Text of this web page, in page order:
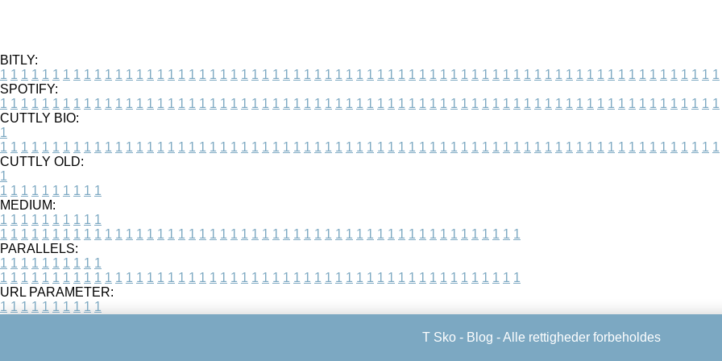
BITLY:
1 1 1 1 1 1 1 1 1 1 1 1 1 1 1 1 1 1 1 1 1 1 1 1 1 1 1 1 1 1 1 1 1 1 1 1 1 1 1 1 1 1 1 1 1 1 1 1 1 1 1 1 1 1 1 1 1 1 1 1 1 1 1 1 1 1 1 1 1
SPOTIFY:
1 1 1 1 1 1 1 1 1 1 1 1 1 1 1 1 1 1 1 1 1 1 1 1 1 1 1 1 1 1 1 1 1 1 1 1 1 1 1 1 1 1 1 1 1 1 1 1 1 1 1 1 1 1 1 1 1 1 1 1 1 1 1 1 1 1 1 1 1
CUTTLY BIO:
1
1 1 1 1 1 1 1 1 1 1 1 1 1 1 1 1 1 1 1 1 1 1 1 1 1 1 1 1 1 1 1 1 1 1 1 1 1 1 1 1 1 1 1 1 1 1 1 1 1 1 1 1 1 1 1 1 1 1 1 1 1 1 1 1 1 1 1 1 1
CUTTLY OLD:
1
1 1 1 1 1 1 1 1 1 1
MEDIUM:
1 1 1 1 1 1 1 1 1 1
1 1 1 1 1 1 1 1 1 1 1 1 1 1 1 1 1 1 1 1 1 1 1 1 1 1 1 1 1 1 1 1 1 1 1 1 1 1 1 1 1 1 1 1 1 1 1 1 1 1
PARALLELS:
1 1 1 1 1 1 1 1 1 1
1 1 1 1 1 1 1 1 1 1 1 1 1 1 1 1 1 1 1 1 1 1 1 1 1 1 1 1 1 1 1 1 1 1 1 1 1 1 1 1 1 1 1 1 1 1 1 1 1 1
URL PARAMETER:
1 1 1 1 1 1 1 1 1 1
T Sko - Blog - Alle rettigheder forbeholdes